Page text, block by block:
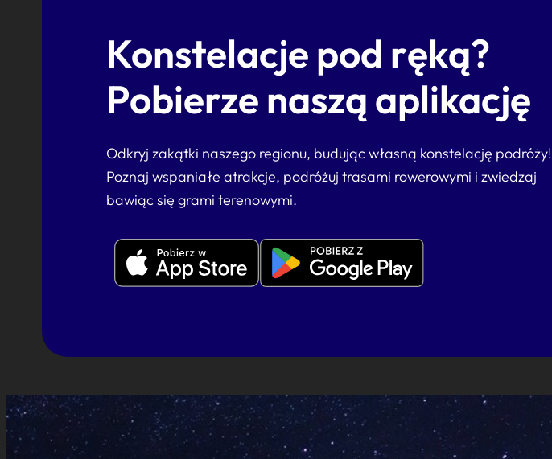
Konstelacje pod ręką?
Pobierze naszą aplikację
Odkryj zakątki naszego regionu, budując własną konstelację podróży!
Poznaj wspaniałe atrakcje, podróżuj trasami rowerowymi i zwiedzaj
bawiąc się grami terenowymi.